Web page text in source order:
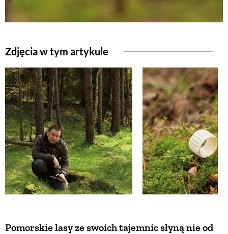
Zdjęcia w tym artykule
Pomorskie lasy ze swoich tajemnic słyną nie od
GRZYBY
KRAJOBRAZ
RĘKODZIEŁO
RZEMIOSŁO
ZWYCZAJE